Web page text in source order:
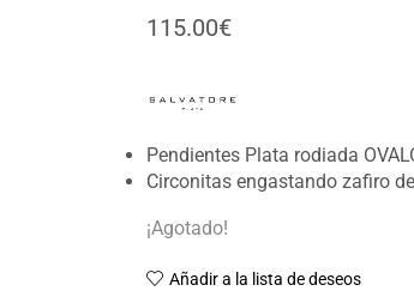
115.00€
Pendientes Plata rodiada
Circonitas engastando zafiro
¡Agotado!
Añadir a la lista de deseos